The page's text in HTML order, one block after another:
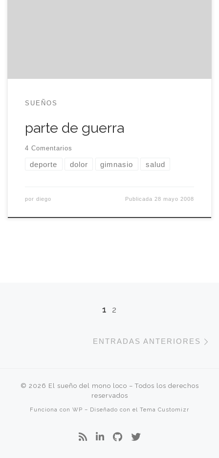
SUEÑOS
parte de guerra
4 Comentarios
deporte dolor gimnasio salud
por diego Publicada 28 mayo 2008
Navegación de entradas
1 2
ENTRADAS ANTERIORES
© 2026 El sueño del mono loco – Todos los derechos
reservados
Funciona con WP – Diseñado con el Tema Customizr